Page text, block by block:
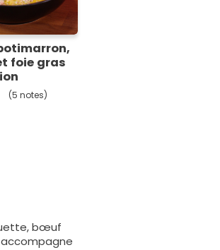
foie gras
(5 notes)
bœuf